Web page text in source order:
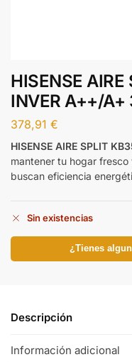
HISENSE
INVER A++/
378,91 €
HISENSE AIRE SPLIT
mantener tu hogar
buscan eficiencia
Sin existencias
¿Tienes
Descripción
Información adicional